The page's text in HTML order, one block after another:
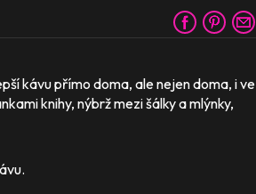
kávu přímo doma, ale nejen doma, i ve
knihy, nýbrž mezi šálky a mlýnky,